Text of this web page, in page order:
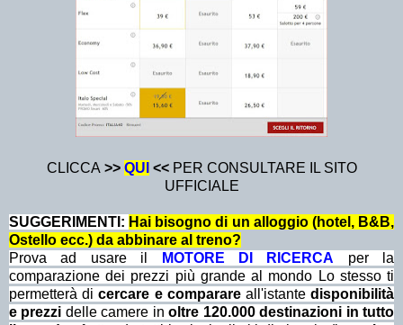
CLICCA >> QUI << PER CONSULTARE IL SITO
UFFICIALE
SUGGERIMENTI: Hai bisogno di un alloggio (hotel, B&B,
Ostello ecc.) da abbinare al treno?
Prova ad usare il
MOTORE DI RICERCA
per la
comparazione dei prezzi più grande al mondo Lo stesso ti
permetterà dicercare e comparare all'istantedisponibilità
e prezzi delle camere inoltre 120.000 destinazioni in tutto